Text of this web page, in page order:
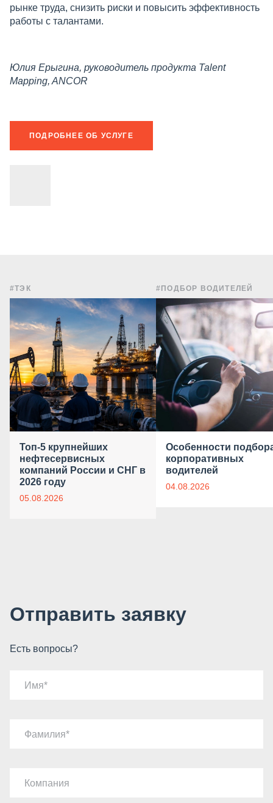
рынке труда, снизить риски и повысить эффективность
работы с талантами.
Юлия Ерыгина, руководитель продукта Talent
Mapping, ANCOR
ПОДРОБНЕЕ ОБ УСЛУГЕ
#ТЭК
Топ-5 крупнейших
нефтесервисных
компаний России и СНГ в
2026 году
05.08.2026
#ПОДБОР ВОДИТЕЛЕЙ
Особенности
корпоративных
водителей
04.08.2026
Отправить заявку
Есть вопросы?
Имя
Фамилия
Компания